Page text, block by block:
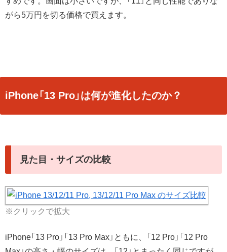
がら5万円を切る価格で買えます。
iPhone「13 Pro」は何が進化したのか？
見た目・サイズの比較
※クリックで拡大
iPhone「13 Pro」「13 Pro Max」ともに、「12 Pro」「12 Pro